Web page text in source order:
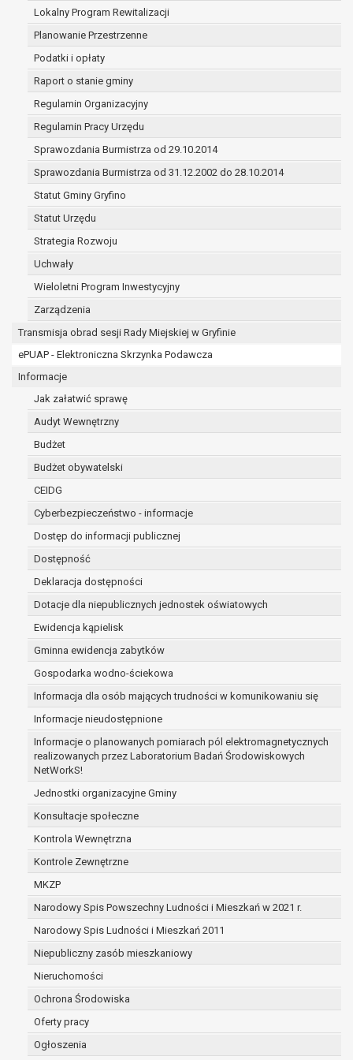
Lokalny Program Rewitalizacji
Planowanie Przestrzenne
Podatki i opłaty
Raport o stanie gminy
Regulamin Organizacyjny
Regulamin Pracy Urzędu
Sprawozdania Burmistrza od 29.10.2014
Sprawozdania Burmistrza od 31.12.2002 do 28.10.2014
Statut Gminy Gryfino
Statut Urzędu
Strategia Rozwoju
Uchwały
Wieloletni Program Inwestycyjny
Zarządzenia
Transmisja obrad sesji Rady Miejskiej w Gryfinie
ePUAP - Elektroniczna Skrzynka Podawcza
Informacje
Jak załatwić sprawę
Audyt Wewnętrzny
Budżet
Budżet obywatelski
CEIDG
Cyberbezpieczeństwo - informacje
Dostęp do informacji publicznej
Dostępność
Deklaracja dostępności
Dotacje dla niepublicznych jednostek oświatowych
Ewidencja kąpielisk
Gminna ewidencja zabytków
Gospodarka wodno-ściekowa
Informacja dla osób mających trudności w komunikowaniu się
Informacje nieudostępnione
Informacje o planowanych pomiarach pól elektromagnetycznych
realizowanych przez Laboratorium Badań Środowiskowych
NetWorkS!
Jednostki organizacyjne Gminy
Konsultacje społeczne
Kontrola Wewnętrzna
Kontrole Zewnętrzne
MKZP
Narodowy Spis Powszechny Ludności i Mieszkań w 2021 r.
Narodowy Spis Ludności i Mieszkań 2011
Niepubliczny zasób mieszkaniowy
Nieruchomości
Ochrona Środowiska
Oferty pracy
Ogłoszenia
(merytorycznych), a także obowiązków i
zadań zleconych przez instytucje
nadrzędne wobec Gminy;
zawarcia i realizacji umów;
ochrony żywotnych interesów osoby, której
dane dotyczą, lub innej osoby fizycznej;
wykonania zadania realizowanego w
interesie publicznym lub w ramach
sprawowania władzy publicznej
powierzonej administratorowi;
w pozostałych przypadkach dane osobowe
przetwarzane są wyłącznie na podstawie
wcześniej udzielonej zgody w zakresie i celu
określonym w treści zgody.
W związku z przetwarzaniem danych w celu
wskazanym w pkt. 3, dane osobowe mogą być
udostępniane innym upoważnionym odbiorcom lub
kategoriom odbiorców danych osobowych.
Odbiorcami mogą być:
podmioty, które przetwarzają dane
osobowe w imieniu administratora na
osobowych;
podmioty upoważnione do odbioru danych
przepisów prawa.
Pani/Pana dane osobowe będą przetwarzane
przez okres niezbędny do realizacji celu dla jakiego
zostały zebrane oraz zgodnie z terminami
archiwizacji określonymi przez przepisy prawa
powszechnie obowiązującego.
W przypadku, gdy dane osobowe przetwarzane są
na podstawie zgody osoby, której dane dotyczą
przetwarzanie odbywa się do czasu wycofania tej
zgody.
W przypadku, gdy dane osobowe przetwarzane są
w celu zawarcia i realizacji umowy przetwarzanie
odbywa się przez okres niezbędny do realizacji
zawartej umowy, a po tym czasie w zakresie
wymaganym przez przepisy prawa lub dla
zabezpieczenia ewentualnych roszczeń, a w
przypadku wyrażenia zgody na przetwarzanie
danych po zakończeniu i rozliczeniu umowy, do
czasu wycofania tej zgody.
Ponadto w przypadku umów o dofinansowanie
dane osobowe od momentu pozyskania
przechowywane są przez okres wynikający z
umowy o dofinansowanie zawartej między
beneficjentem a określoną instytucją, trwałości
danego projektu i konieczności zachowania
dokumentacji projektu do celów kontrolnych.
W związku z przetwarzaniem przez
administratora danych osobowych przysługuje
Pani/Panu:
prawo dostępu do treści danych oraz
otrzymywania ich kopii na podstawie art. 15
RODO;
podstawie art. 16 RODO,